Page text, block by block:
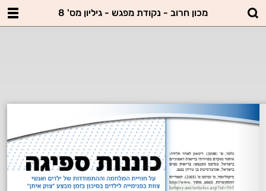
מכון חרוב - נקודת מפגש - גיליון מס' 8